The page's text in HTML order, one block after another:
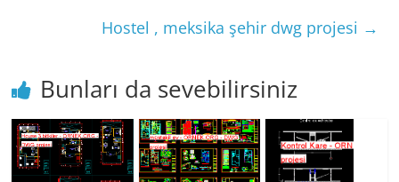
Hostel , meksika şehir dwg projesi →
Bunları da sevebilirsiniz